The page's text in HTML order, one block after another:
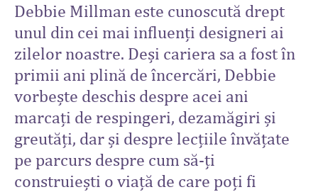
Debbie Millman este cunoscută drept
unul din cei mai influenți designeri ai
zilelor noastre. Deși cariera sa a fost în
primii ani plină de încercări, Debbie
vorbește deschis despre acei ani
marcați de respingeri, dezamăgiri și
greutăți, dar și despre lecțiile învățate
pe parcurs despre cum să-ți
construiești o viață de care poți fi